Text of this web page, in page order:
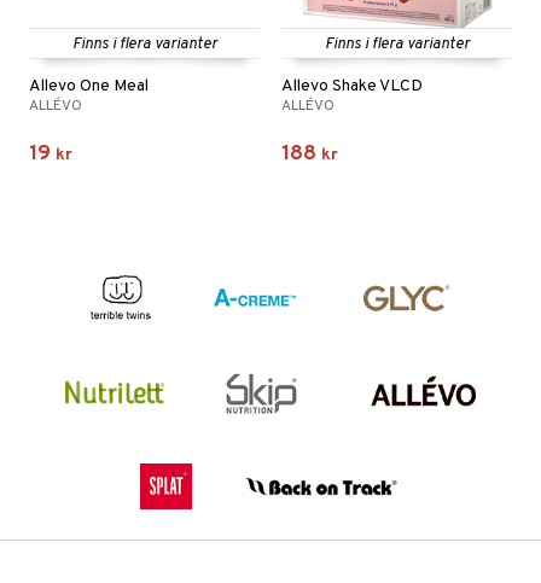
Finns i flera varianter
Allevo One Meal
ALLÉVO
19 kr
Finns i flera varianter
Allevo Shake VLCD
ALLÉVO
188 kr